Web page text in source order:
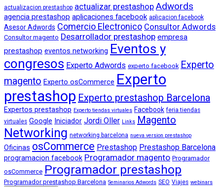
actualizacion prestashop actualizar prestashop Adwords
agencia prestashop aplicaciones facebook aplicacion facebook
Asesor Adwords Comercio Electronico Consultor Adwords
Consultor magento Desarrollador prestashop empresa
prestashop eventos networking Eventos y
congresos Experto Adwords experto facebook Experto
magento Experto osCommerce Experto
prestashop Experto prestashop Barcelona
Expertos prestashop Experto tiendas virtuales Facebook feria tiendas
virtuales Google Iniciador Jordi Oller Links Magento
Networking networking barcelona nueva version prestashop
Oficinas osCommerce Prestashop Prestashop Barcelona
programacion facebook Programador magento Programador
osCommerce Programador prestashop
Programador prestashop Barcelona Seminarios Adwords SEO Viajes webinars